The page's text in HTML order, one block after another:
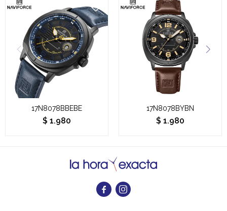
17N8078BBEBE
$ 1.980
17N8078BYBN
$ 1.980
 